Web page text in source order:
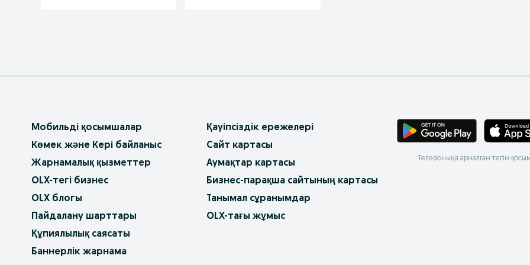
Мобильді қосымшалар
Көмек және Кері байланыс
Жарнамалық қызметтер
OLX-тегі бизнес
OLX блогы
Пайдалану шарттары
Құпиялылық саясаты
Баннерлік жарнама
Қауіпсіздік ережелері
Сайт картасы
Аумақтар картасы
Бизнес-парақша сайтының картасы
Танымал сұранымдар
OLX-тағы жұмыс
Телефоныңа арналған тегін